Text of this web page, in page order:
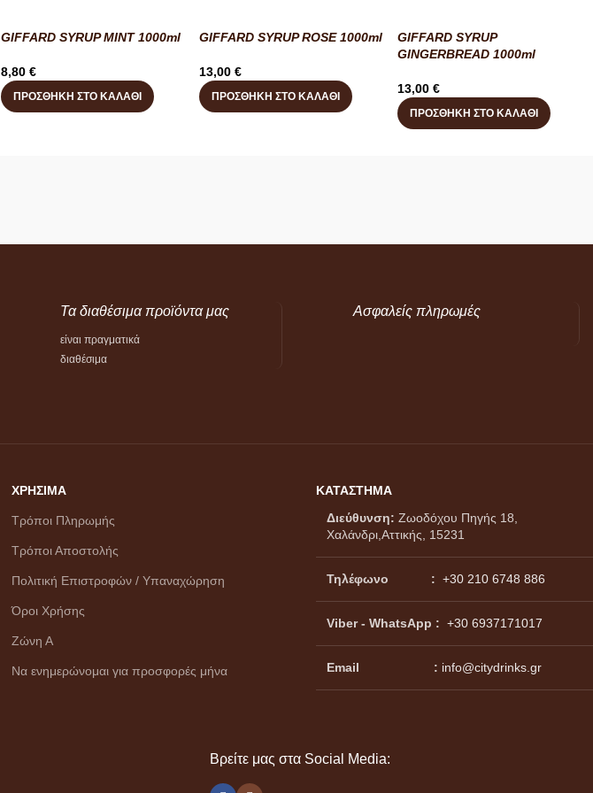
GIFFARD SYRUP MINT 1000ml
8,80 €
ΠΡΟΣΘΉΚΗ ΣΤΟ ΚΑΛΆΘΙ
GIFFARD SYRUP ROSE 1000ml
13,00 €
ΠΡΟΣΘΉΚΗ ΣΤΟ ΚΑΛΆΘΙ
GIFFARD SYRUP
GINGERBREAD 1000ml
13,00 €
ΠΡΟΣΘΉΚΗ ΣΤΟ ΚΑΛΆΘΙ
Τα διαθέσιμα προϊόντα μας
είναι πραγματικά
διαθέσιμα
Ασφαλείς πληρωμές
ΧΡΗΣΙΜΑ
Τρόποι Πληρωμής
Τρόποι Αποστολής
Πολιτική Επιστροφών / Υπαναχώρηση
Όροι Χρήσης
Ζώνη Α
Να ενημερώνομαι για προσφορές μήνα
ΚΑΤΑΣΤΗΜΑ
Διεύθυνση: Ζωοδόχου Πηγής 18,
Χαλάνδρι,Αττικής, 15231
Τηλέφωνο : +30 210 6748 886
Viber - WhatsApp : +30 6937171017
Email : info@citydrinks.gr
Βρείτε μας στα Social Media: